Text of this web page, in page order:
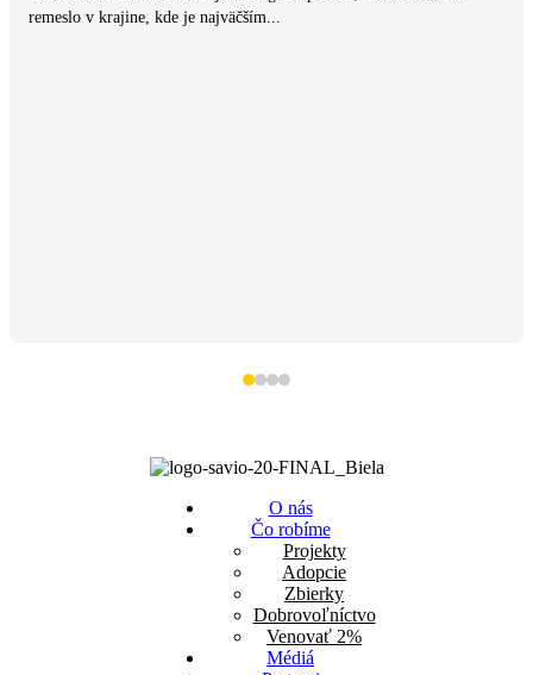
remeslo v krajine, kde je najväčším...
O nás
Čo robíme
Projekty
Adopcie
Zbierky
Dobrovoľníctvo
Venovať 2%
Médiá